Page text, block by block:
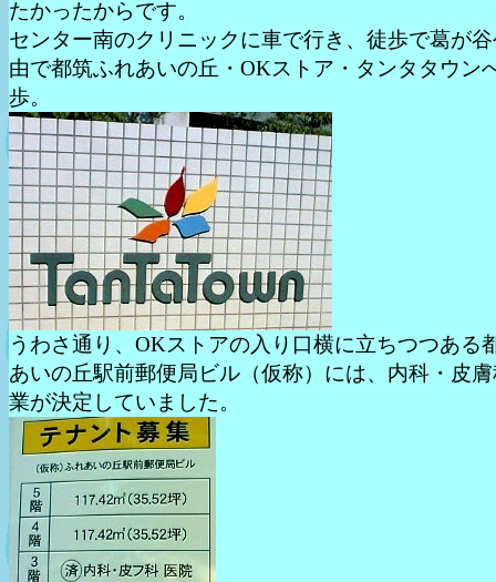
たかったからです。
センター南のクリニックに車で行き、徒歩で葛が
由で都筑ふれあいの丘・OKストア・タンタタウン
歩。
うわさ通り、OKストアの入り口横に立ちつつある
あいの丘駅前郵便局ビル（仮称）には、内科・皮
業が決定していました。